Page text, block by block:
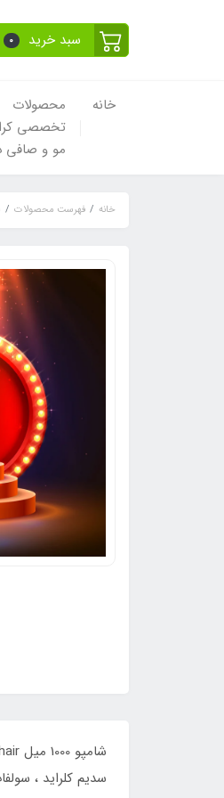
سبد خرید 0
خانه
محصولات
تخصصی
مو و صافی
خانه فهرست محصولات
سدیم کلراید ،